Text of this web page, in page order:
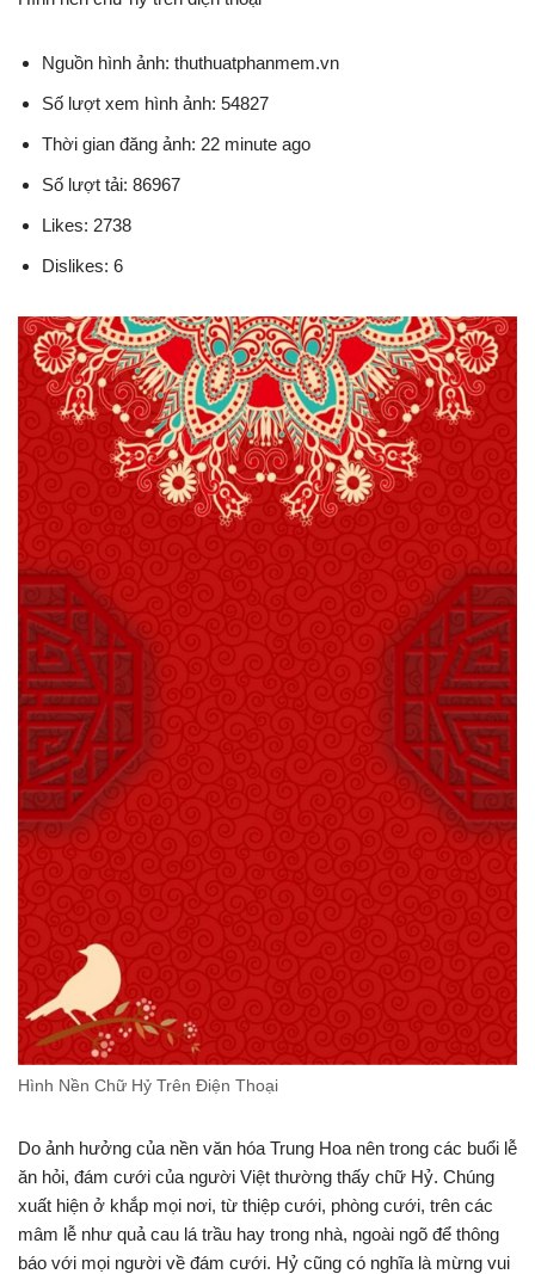
Nguồn hình ảnh: thuthuatphanmem.vn
Số lượt xem hình ảnh: 54827
Thời gian đăng ảnh: 22 minute ago
Số lượt tải: 86967
Likes: 2738
Dislikes: 6
Hình Nền Chữ Hỷ Trên Điện Thoại
Do ảnh hưởng của nền văn hóa Trung Hoa nên trong các buổi lễ
ăn hỏi, đám cưới của người Việt thường thấy chữ Hỷ. Chúng
xuất hiện ở khắp mọi nơi, từ thiệp cưới, phòng cưới, trên các
mâm lễ như quả cau lá trầu hay trong nhà, ngoài ngõ để thông
báo với mọi người về đám cưới. Hỷ cũng có nghĩa là mừng vui